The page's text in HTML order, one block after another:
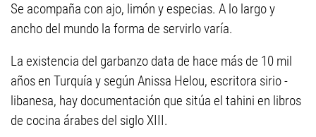
Se acompaña con ajo, limón y especias. A lo largo y
ancho del mundo la forma de servirlo varía.
La existencia del garbanzo data de hace más de 10 mil
años en Turquía y según Anissa Helou, escritora sirio -
libanesa, hay documentación que sitúa el tahini en libros
de cocina árabes del siglo XIII.